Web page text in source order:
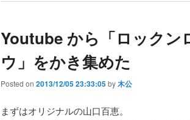
Youtube から「ロックン
ウ」をかき集めた
Posted on 2013/12/05 23:33:05by木公
まずはオリジナルの山口百恵。